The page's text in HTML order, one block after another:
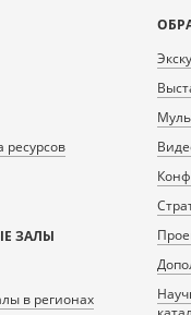
ЗАЛЫ
в регионах